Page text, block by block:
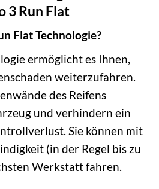
3 Run Flat
Flat Technologie?
ermöglicht es Ihnen,
weiterzufahren.
des Reifens
und verhindern ein
Sie können mit
(in der Regel bis zu
Werkstatt fahren.